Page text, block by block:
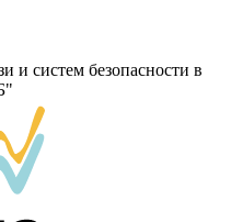
и систем безопасности в